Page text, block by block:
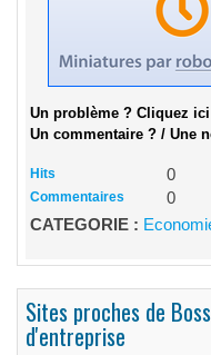
Un problème ? Cliquez ici
Un commentaire ? / Une
Hits 0
Commentaires
0
CATEGORIE :
Sites proches de
d'entreprise